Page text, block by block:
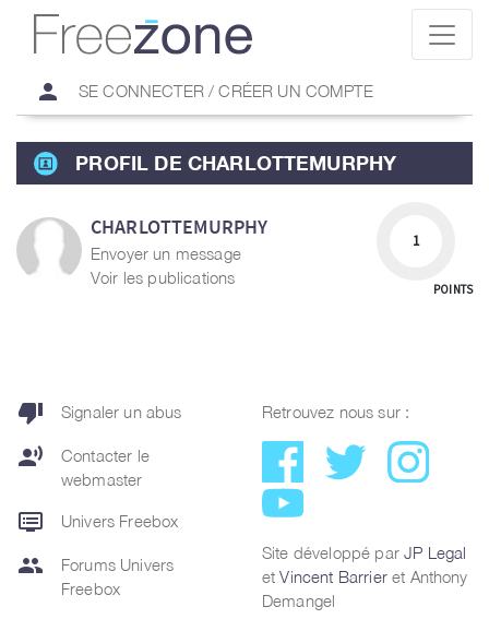
person SE CONNECTER / CRÉER UN COMPTE
PROFIL DE CHARLOTTEMURPHY
CHARLOTTEMURPHY
Envoyer un message
Voir les publications
1
POINTS
thumb_down Signaler un abus
record_voice_over
Contacter le
webmaster
dvr Univers Freebox
group
Forums Univers
Freebox
Retrouvez nous sur :
Site développé parJP Legal
etVincent Barrieret Anthony
Demangel